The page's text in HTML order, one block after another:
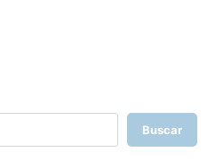
Buscar